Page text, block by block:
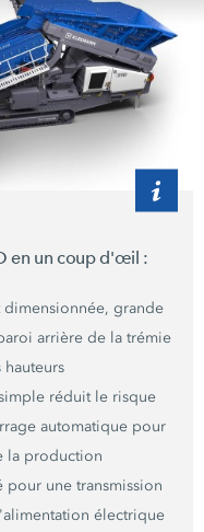
en un coupd'œil :
grande
arrière de la trémie
réduit le risque
automatique pour
la production
une transmission
électrique